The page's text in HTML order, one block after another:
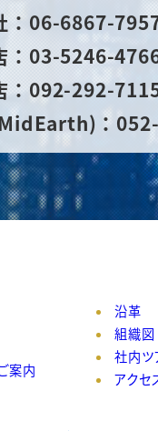
：06-6867-
：03-5246-
：092-292-
：
案内
沿革
組織図
社内ツ
アクセ